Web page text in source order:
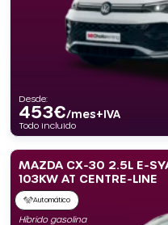
Desde:
453€/mes+IVA
Todo incluido
MAZDA CX-30 2.5L E-
103KW AT CENTRE-LINE
Automático
Híbrido gasolina